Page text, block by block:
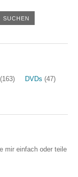
(163) DVDs (47)
mir einfach oder teile